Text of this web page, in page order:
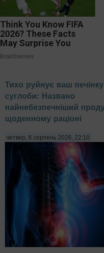
Think You Know FIFA
2026? These Facts
May Surprise You
Brainberries
Тихо руйнує ваш
суглоби: Названо
найнебезпечніший
щоденному раціоні
четвер, 6 серпень 2026, 22:10